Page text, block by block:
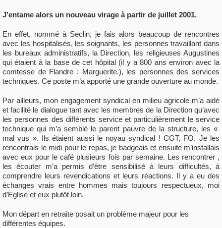
J’entame alors un nouveau virage à partir de juillet 2001.
En effet, nommé à Seclin, je fais alors beaucoup de rencontres
avec les hospitalisés, les soignants, les personnes travaillant dans
les bureaux administratifs, la Direction, les religieuses Augustines
qui étaient à la base de cet hôpital (il y a 800 ans environ avec la
comtesse de Flandre : Marguerite.), les personnes des services
techniques. Ce poste m’a apporté une grande ouverture au monde.
Par ailleurs, mon engagement syndical en milieu agricole m’a aidé
et facilité le dialogue tant avec les membres de la Direction qu’avec
les personnes des différents service et particulièrement le service
technique qui m’a semblé le parent pauvre de la structure, les «
mal vus ». Ils étaient aussi le noyau syndical ! CGT, FO. Je les
rencontrais le midi pour le repas, je badgeais et ensuite m’installais
avec eux pour le café plusieurs fois par semaine. Les rencontrer ,
les écouter m’a permis d’être sensibilisé à leurs difficultés, à
comprendre leurs revendications et leurs réactions. Il y a eu des
échanges vrais entre hommes mais toujours respectueux, moi
d’Eglise et eux plutôt loin.
Mon départ en retraite posait un problème majeur pour les
différentes équipes.